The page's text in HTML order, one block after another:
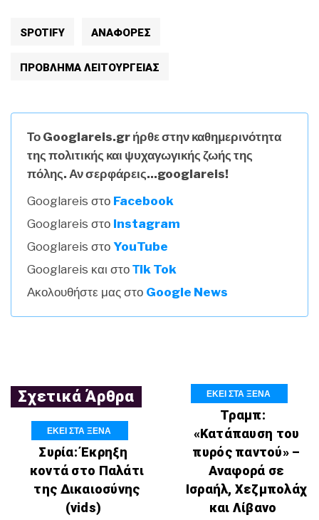
SPOTIFY ΑΝΑΦΟΡΕΣ
ΠΡΟΒΛΗΜΑ ΛΕΙΤΟΥΡΓΕΙΑΣ
Το Googlareis.gr ήρθε στην καθημερινότητα
της πολιτικής και ψυχαγωγικής ζωής της
πόλης. Αν σερφάρεις...googlareis!
Googlareis στο Facebook
Googlareis στο Instagram
Googlareis στο YouTube
Googlareis και στο Τik Tok
Ακολουθήστε μας στο Google News
Σχετικά Άρθρα
ΕΚΕΙ ΣΤΑ ΞΕΝΑ
Συρία: Έκρηξη
κοντά στο Παλάτι
της Δικαιοσύνης
(vids)
ΕΚΕΙ ΣΤΑ ΞΕΝΑ
Τραμπ:
«Κατάπαυση του
πυρός παντού» –
Αναφορά σε
Ισραήλ, Χεζμπολάχ
και Λίβανο